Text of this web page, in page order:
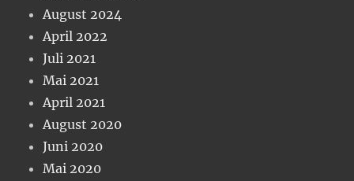
August 2024
April 2022
Juli 2021
Mai 2021
April 2021
August 2020
Juni 2020
Mai 2020